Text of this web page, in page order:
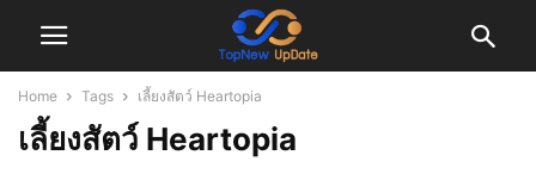
Home Tags เลี้ยงสัตว์ Heartopia
เลี้ยงสัตว์ Heartopia